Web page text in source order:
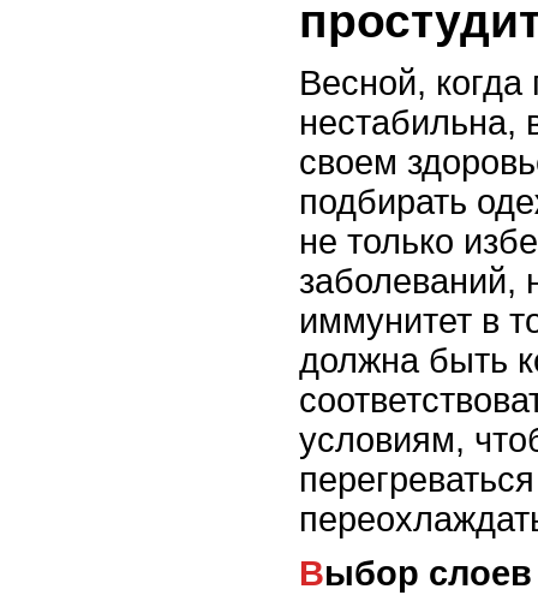
Весной, когда
нестабильна,
своем
подбирать
не только
заболеваний,
иммунитет в
должна быть
условиям,
Выбор